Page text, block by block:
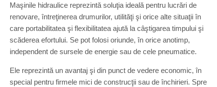
Maşinile hidraulice reprezintă soluţia ideală pentru lucrări de
renovare, întreţinerea drumurilor, utilităţi şi orice alte situaţii în
care portabilitatea şi flexibilitatea ajută la câştigarea timpului şi
scăderea efortului. Se pot folosi oriunde, în orice anotimp,
independent de sursele de energie sau de cele pneumatice.
Ele reprezintă un avantaj şi din punct de vedere economic, în
special pentru firmele mici de construcţii sau de închirieri. Spre